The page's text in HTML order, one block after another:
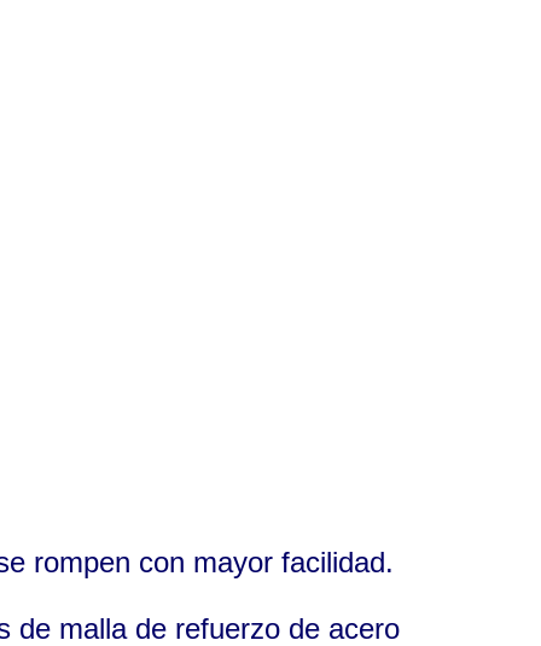
rompen con mayor facilidad.
de malla de refuerzo de acero